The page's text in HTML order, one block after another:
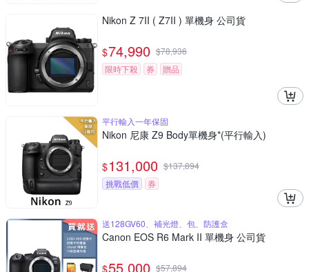
Nikon Z 7II ( Z7II ) 單機身 公司貨
$74,990 $78,936
限時下殺
券 贈品
平行輸入一年保固
Nikon 尼康 Z9 Body單機身*(平行輸入)
$131,000 $137,894
挑戰低價
券
送128GV60、補光燈、包、防護盒
Canon EOS R6 Mark II 單機身 公司貨
$55,000 $57,894